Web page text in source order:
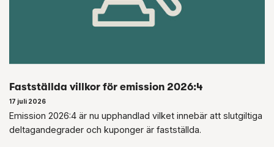
Fastställda villkor för emission 2026:4
17 juli 2026
Emission 2026:4 är nu upphandlad vilket innebär att slutgiltiga
deltagandegrader och kuponger är fastställda.